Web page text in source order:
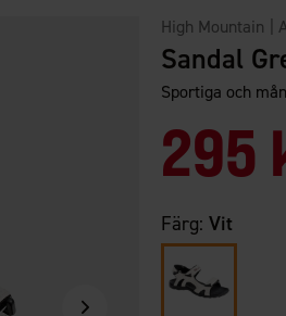
High Mountain |
Sandal
Sportiga och
295
Färg: Vit